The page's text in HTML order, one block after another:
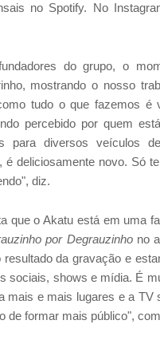
no Spotify. No
do grupo, o
mostrando o nosso
tudo o que fazemos é
percebido por quem
para diversos veículos
é deliciosamente novo. Só
diz.
que o Akatu está em uma
por Degrauzinhono
da gravação e
sociais, shows e mídia. É
mais e mais lugares e a TV
de formar mais público",